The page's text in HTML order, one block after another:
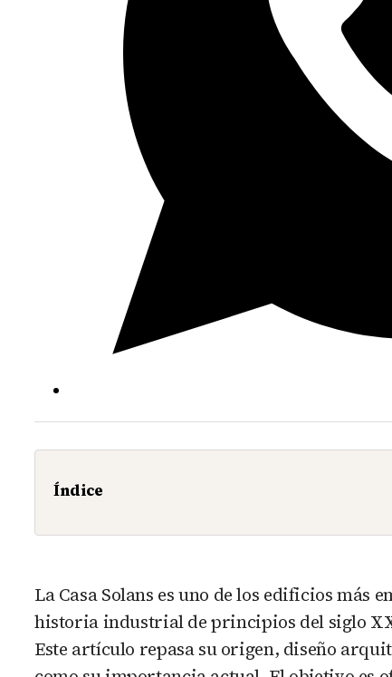
Índice
La Casa Solans es uno de los edificios más
historia industrial de principios del siglo
Este artículo repasa su origen, diseño